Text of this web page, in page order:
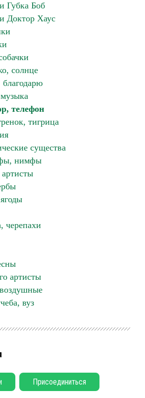
Губка Боб
Доктор Хаус
солнце
телефон
тигрица
существа
нимфы
черепахи
артисты
вуз
Присоединиться